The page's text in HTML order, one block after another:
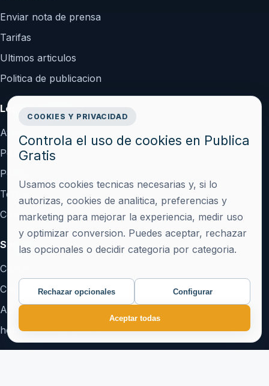
Enviar nota de prensa
Tarifas
Ultimos articulos
Politica de publicacion
Legal y confianza
Aviso Legal
Politica de Privacidad
Politica de Cookies
Terminos y Condiciones
Configurar cookies
Soporte
Contacto
Crear cuenta
Acceder
hola@publicagratis.es
COOKIES Y PRIVACIDAD
Controla el uso de cookies en Publica
Gratis
Usamos cookies tecnicas necesarias y, si lo
autorizas, cookies de analitica, preferencias y
marketing para mejorar la experiencia, medir uso
y optimizar conversion. Puedes aceptar, rechazar
las opcionales o decidir categoria por categoria.
Rechazar opcionales Configurar
Aceptar todas